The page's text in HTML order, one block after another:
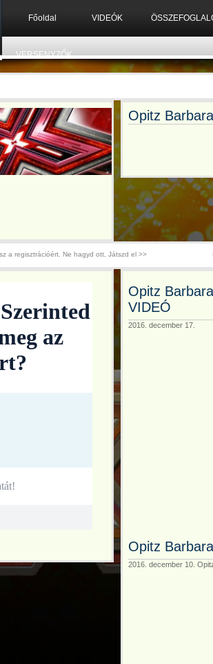
Főoldal VIDEÓK
VERSENYZŐK
Opitz
a regisztrációért. Ne hagyd ott, Játszd el >>
Opitz
VIDEÓ
2016. december 17.
Opitz
2016. december 10.